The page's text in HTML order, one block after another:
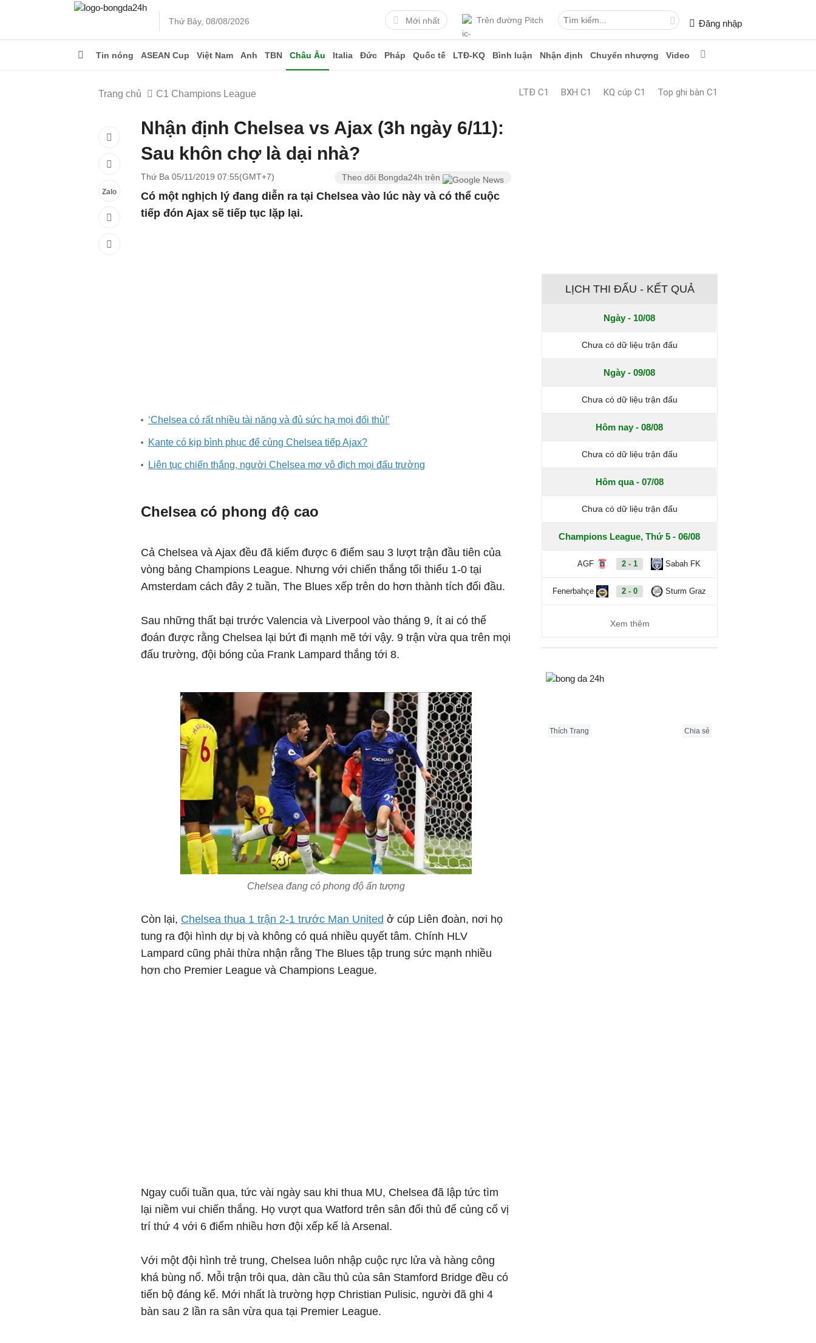
Thứ Bảy, 08/08/2026 Mới nhất Trên đường Pitch Đăng nhập
Tin nóng ASEAN Cup Việt Nam Anh TBN Châu Âu Italia Đức Pháp Quốc tế LTĐ-KQ Bình luận Nhận định Chuyển nhượng Video
Trang chủ C1 Champions League LTĐ C1 BXH C1 KQ cúp C1 Top ghi bàn C1
Zalo
Nhận định Chelsea vs Ajax (3h ngày 6/11):
Sau khôn chợ là dại nhà?
Thứ Ba 05/11/2019 07:55(GMT+7) Theo dõi Bongda24h trên
Có một nghịch lý đang diễn ra tại Chelsea vào lúc này và có thể cuộc
tiếp đón Ajax sẽ tiếp tục lặp lại.
‘Chelsea có rất nhiều tài năng và đủ sức hạ mọi đối thủ!’
Kante có kịp bình phục để cùng Chelsea tiếp Ajax?
Liên tục chiến thắng, người Chelsea mơ vô địch mọi đấu trường
Chelsea có phong độ cao
Cả Chelsea và Ajax đều đã kiếm được 6 điểm sau 3 lượt trận đầu tiên của
vòng bảng Champions League. Nhưng với chiến thắng tối thiểu 1-0 tại
Amsterdam cách đây 2 tuần, The Blues xếp trên do hơn thành tích đối đầu.
Sau những thất bại trước Valencia và Liverpool vào tháng 9, ít ai có thể
đoán được rằng Chelsea lại bứt đi mạnh mẽ tới vậy. 9 trận vừa qua trên mọi
đấu trường, đội bóng của Frank Lampard thắng tới 8.
Chelsea đang có phong độ ấn tượng
Còn lại, Chelsea thua 1 trận 2-1 trước Man United ở cúp Liên đoàn, nơi họ
tung ra đội hình dự bị và không có quá nhiều quyết tâm. Chính HLV
Lampard cũng phải thừa nhận rằng The Blues tập trung sức mạnh nhiều
hơn cho Premier League và Champions League.
Ngay cuối tuần qua, tức vài ngày sau khi thua MU, Chelsea đã lập tức tìm
lại niềm vui chiến thắng. Họ vượt qua Watford trên sân đối thủ để củng cố vị
trí thứ 4 với 6 điểm nhiều hơn đội xếp kế là Arsenal.
Với một đội hình trẻ trung, Chelsea luôn nhập cuộc rực lửa và hàng công
khá bùng nổ. Mỗi trận trôi qua, dàn cầu thủ của sân Stamford Bridge đều có
tiến bộ đáng kể. Mới nhất là trường hợp Christian Pulisic, người đã ghi 4
bàn sau 2 lần ra sân vừa qua tại Premier League.
LỊCH THI ĐẤU - KẾT QUẢ
Ngày - 10/08
Chưa có dữ liệu trận đấu
Ngày - 09/08
Chưa có dữ liệu trận đấu
Hôm nay - 08/08
Chưa có dữ liệu trận đấu
Hôm qua - 07/08
Chưa có dữ liệu trận đấu
Champions League, Thứ 5 - 06/08
AGF 2 - 1 Sabah FK
Fenerbahçe 2 - 0 Sturm Graz
Xem thêm
Thích Trang Chia sẻ